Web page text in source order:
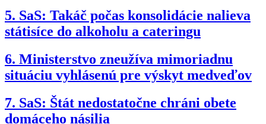
5. SaS: Takáč počas konsolidácie nalieva
státisíce do alkoholu a cateringu
6. Ministerstvo zneužíva mimoriadnu
situáciu vyhlásenú pre výskyt medveďov
7. SaS: Štát nedostatočne chráni obete
domáceho násilia